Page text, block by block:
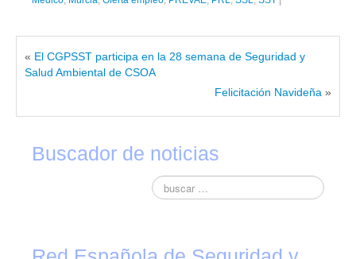
« El CGPSST participa en la 28 semana de Seguridad y
Salud Ambiental de CSOA
Felicitación Navideña »
Buscador de noticias